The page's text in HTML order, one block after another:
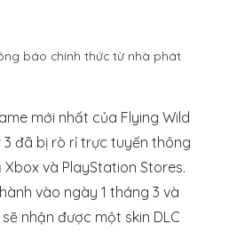
báo chính thức từ nhà phát
mới nhất của Flying Wild
3 đã bị rò rỉ trực tuyến thông
và PlayStation Stores.
vào ngày 1 tháng 3 và
nhận được một skin DLC